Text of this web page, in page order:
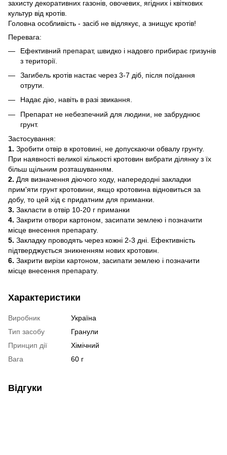
захисту декоративних газонів, овочевих, ягідних і квіткових
культур від кротів.
Головна особливість - засіб не відлякує, а знищує кротів!
Перевага:
Ефективний препарат, швидко і надовго прибирає гризунів
з території.
Загибель кротів настає через 3-7 діб, після поїдання
отрути.
Надає дію, навіть в разі звикання.
Препарат не небезпечний для людини, не забруднює
грунт.
Застосування:
1. Зробити отвір в кротовині, не допускаючи обвалу грунту.
При наявності великої кількості кротовин вибрати ділянку з їх
більш щільним розташуванням.
2. Для визначення діючого ходу, напередодні закладки
прим'яти грунт кротовини, якщо кротовина відновиться за
добу, то цей хід є придатним для приманки.
3. Закласти в отвір 10-20 г приманки
4. Закрити отвори картоном, засипати землею і позначити
місце внесення препарату.
5. Закладку проводять через кожні 2-3 дні. Ефективність
підтверджується зникненням нових кротовин.
6. Закрити вирізи картоном, засипати землею і позначити
місце внесення препарату.
Характеристики
Виробник
Україна
Тип засобу
Гранули
Принцип дії
Хімічний
Вага
60 г
Відгуки